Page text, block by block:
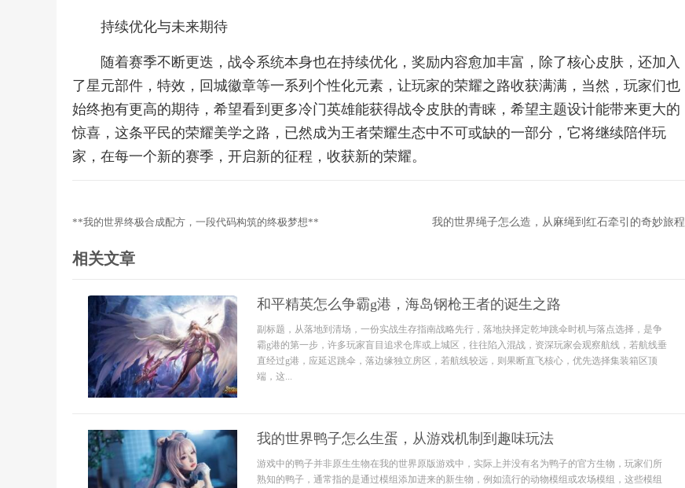
持续优化与未来期待
随着赛季不断更迭，战令系统本身也在持续优化，奖励内容愈加丰富，除了核心皮肤，还加入
了星元部件，特效，回城徽章等一系列个性化元素，让玩家的荣耀之路收获满满，当然，玩家们也
始终抱有更高的期待，希望看到更多冷门英雄能获得战令皮肤的青睐，希望主题设计能带来更大的
惊喜，这条平民的荣耀美学之路，已然成为王者荣耀生态中不可或缺的一部分，它将继续陪伴玩
家，在每一个新的赛季，开启新的征程，收获新的荣耀。
**我的世界终极合成配方，一段代码构筑的终极梦想** 我的世界绳子怎么造，从麻绳到红石牵引的奇妙旅程
相关文章
和平精英怎么争霸g港，海岛钢枪王者的诞生之路
副标题，从落地到清场，一份实战生存指南战略先行，落地抉择定乾坤跳伞时机与落点选择，是争
霸g港的第一步，许多玩家盲目追求仓库或上城区，往往陷入混战，资深玩家会观察航线，若航线垂
直经过g港，应延迟跳伞，落边缘独立房区，若航线较远，则果断直飞核心，优先选择集装箱区顶
端，这...
我的世界鸭子怎么生蛋，从游戏机制到趣味玩法
游戏中的鸭子并非原生生物在我的世界原版游戏中，实际上并没有名为鸭子的官方生物，玩家们所
熟知的鸭子，通常指的是通过模组添加进来的新生物，例如流行的动物模组或农场模组，这些模组